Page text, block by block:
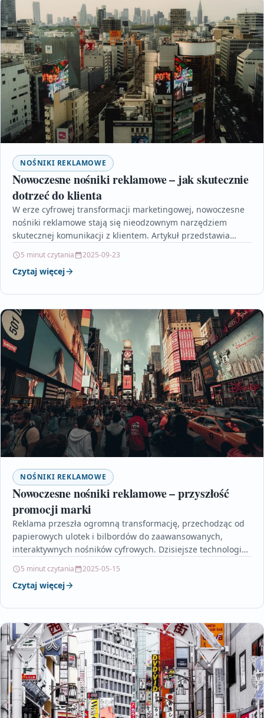
NOŚNIKI REKLAMOWE
Nowoczesne nośniki reklamowe – jak skutecznie
dotrzeć do klienta
W erze cyfrowej transformacji marketingowej, nowoczesne
nośniki reklamowe stają się nieodzownym narzędziem
skutecznej komunikacji z klientem. Artykuł przedstawia
5 minut czytania 2025-09-23
Czytaj więcej
NOŚNIKI REKLAMOWE
Nowoczesne nośniki reklamowe – przyszłość
promocji marki
Reklama przeszła ogromną transformację, przechodząc od
papierowych ulotek i bilbordów do zaawansowanych,
interaktywnych nośników cyfrowych. Dzisiejsze technologie,
czy…
5 minut czytania 2025-05-15
Czytaj więcej